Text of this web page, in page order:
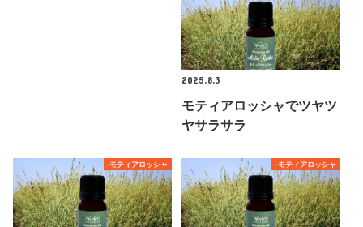
2025.8.3
モティアロッシャでツヤツ
ヤサラサラ
-モティアロッシャ -モティアロッシャ